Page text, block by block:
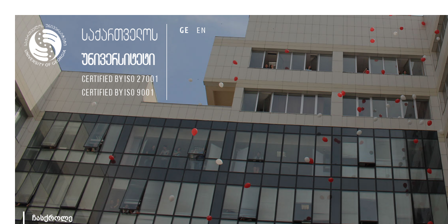
საქართველოს
უნივერსიტეტი
Certified by ISO 27001
Certified by ISO 9001
GE EN
ჩასქროლე